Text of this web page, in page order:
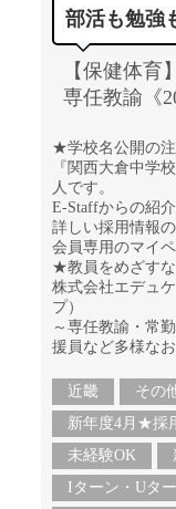
部活も勉強
【保健体
専任教諭《
★学校名公開の注
『関西大倉中学
人です。
E-Staffからの紹
詳しい採用情報
会員専用のマイ
★教員をめざす
株式会社エデュ
プ）
～専任教諭・常
援員など多様な
近畿 その
新年度4月★採
未経験OK
Iターン・Uタ